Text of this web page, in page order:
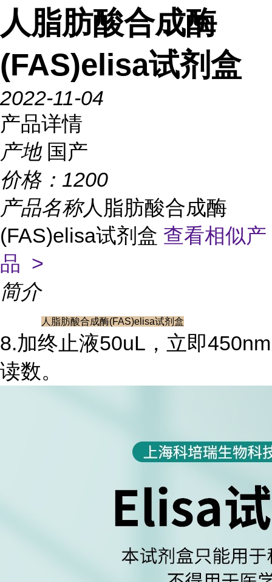
人脂肪酸合成酶
(FAS)elisa试剂盒
2022-11-04
产品详情
产地 国产
价格： 1200
产品名称人脂肪酸合成酶
(FAS)elisa试剂盒 查看相似产
品 >
简介
人脂肪酸合成酶(FAS)elisa试剂盒
8.加终止液50uL，立即450nm
读数。